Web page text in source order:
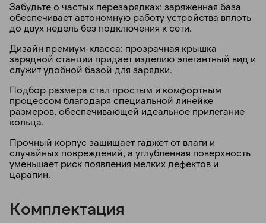
Забудьте о частых перезарядках: заряженная база
обеспечивает автономную работу устройства вплоть
до двух недель без подключения к сети.
Дизайн премиум-класса: прозрачная крышка
зарядной станции придает изделию элегантный вид и
служит удобной базой для зарядки.
Подбор размера стал простым и комфортным
процессом благодаря специальной линейке
размеров, обеспечивающей идеальное прилегание
кольца.
Прочный корпус защищает гаджет от влаги и
случайных повреждений, а углубленная поверхность
уменьшает риск появления мелких дефектов и
царапин.
Комплектация